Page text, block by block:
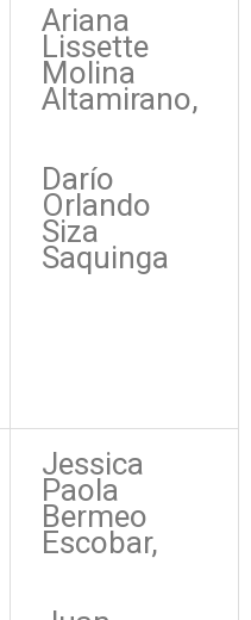
Ariana
Lissette
Molina
Altamirano,
Darío
Orlando
Siza
Saquinga
Jessica
Paola
Bermeo
Escobar,